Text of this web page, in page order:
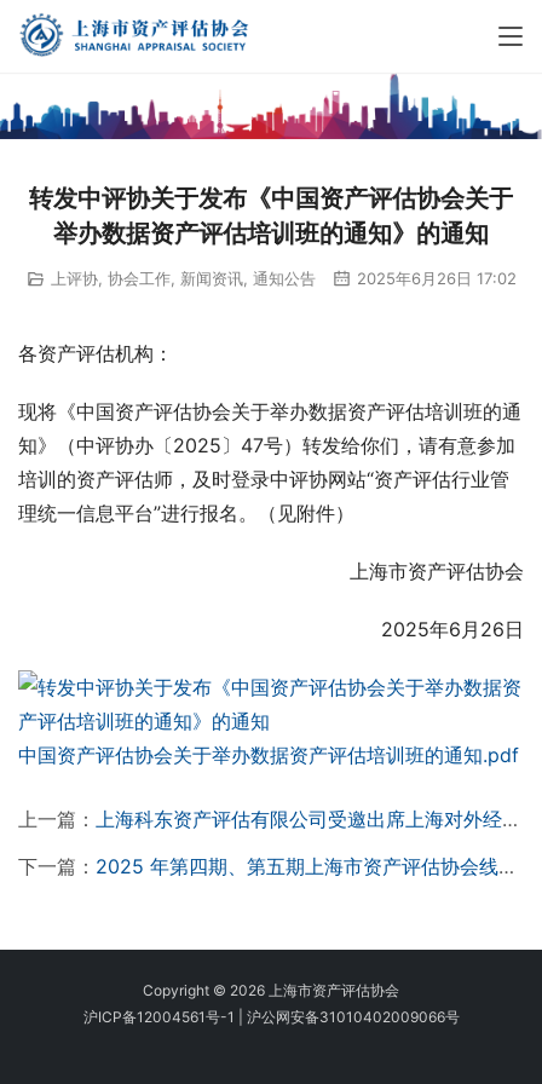
转发中评协关于发布《中国资产评估协会关于
举办数据资产评估培训班的通知》的通知
上评协, 协会工作, 新闻资讯, 通知公告 2025年6月26日 17:02
各资产评估机构：
现将《中国资产评估协会关于举办数据资产评估培训班的通
知》（中评协办〔2025〕47号）转发给你们，请有意参加
培训的资产评估师，及时登录中评协网站“资产评估行业管
理统一信息平台”进行报名。（见附件）
上海市资产评估协会
2025年6月26日
中国资产评估协会关于举办数据资产评估培训班的通知.pdf
上一篇： 上海科东资产评估有限公司受邀出席上海对外经贸大学金融人才培养研讨会 董事长赵宇受聘资产评估专业硕士校外导师
下一篇： 2025 年第四期、第五期上海市资产评估协会线下沙龙圆满落幕​
Copyright © 2026 上海市资产评估协会
沪ICP备12004561号-1
沪公网安备31010402009066号